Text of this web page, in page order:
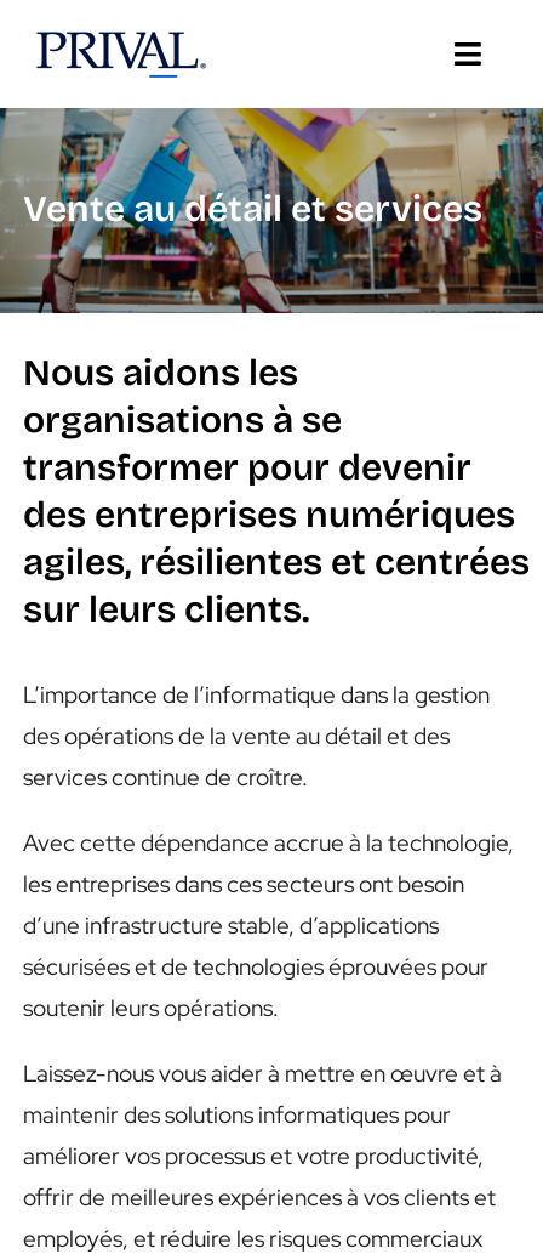
content
Toggle
À propos de Prival
Solutions
Soutien
Ressources
Insights TI
EN
Vente au détail et services
Nous aidons les
organisations à se
transformer pour devenir
des entreprises numériques
agiles, résilientes et centrées
sur leurs clients.
L’importance de l’informatique dans la gestion
des opérations de la vente au détail et des
services continue de croître.
Avec cette dépendance accrue à la technologie,
les entreprises dans ces secteurs ont besoin
d’une infrastructure stable, d’applications
sécurisées et de technologies éprouvées pour
soutenir leurs opérations.
Laissez-nous vous aider à mettre en œuvre et à
maintenir des solutions informatiques pour
améliorer vos processus et votre productivité,
offrir de meilleures expériences à vos clients et
employés, et réduire les risques commerciaux